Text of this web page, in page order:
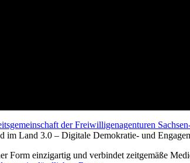
der Freiwilligenagenturen
im Land 3.0 – Digitale Demokratie- und
einzigartig und verbindet zeitgemäße